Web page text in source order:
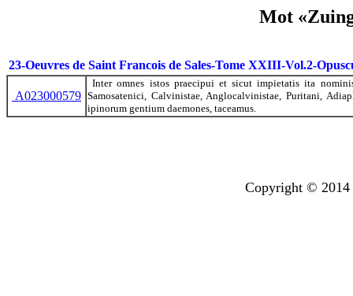
Mot
23-Oeuvres de Saint Francois de Sales-Tome XXIII-Vol.2-
A023000579
Inter omnes istos praecipui et sicut impietatis ita
Samosatenici, Calvinistae, Anglocalvinistae, Puritani,
ipinorum gentium daemones, taceamus.
Copyright © 2014